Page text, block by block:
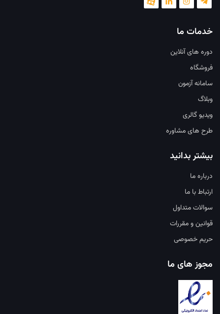
خدمات ما
دوره های آنلاین
فروشگاه
سامانه آزمون
وبلاگ
ویدیو گالری
طرح های مشاوره
بیشتر بدانید
درباره ما
ارتباط با ما
سوالات متداول
قوانین و مقررات
حریم خصوصی
مجوز های ما